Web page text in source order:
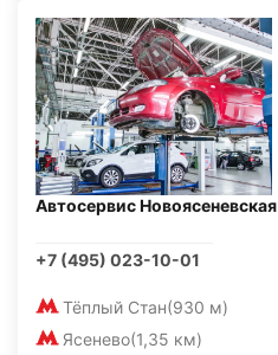
Автосервис Новоясеневская
+7 (495) 023-10-01
Тёплый Стан(930 м)
Ясенево(1,35 км)